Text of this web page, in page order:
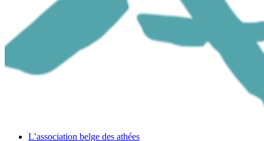
L’association belge des athées